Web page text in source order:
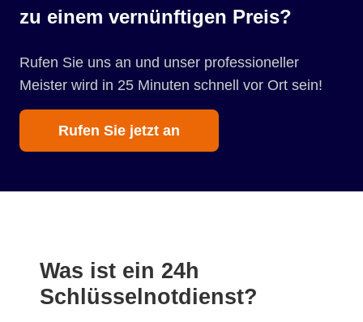
zu einem vernünftigen Preis?
Rufen Sie uns an und unser professioneller
Meister wird in 25 Minuten schnell vor Ort sein!
Rufen Sie jetzt an
Was ist ein 24h
Schlüsselnotdienst?